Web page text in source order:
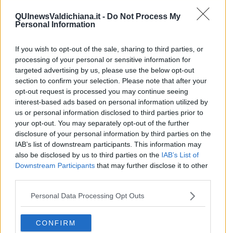
QUInewsValdichiana.it - Do Not Process My
Personal Information
If you wish to opt-out of the sale, sharing to third parties, or
processing of your personal or sensitive information for
targeted advertising by us, please use the below opt-out
section to confirm your selection. Please note that after your
opt-out request is processed you may continue seeing
interest-based ads based on personal information utilized by
us or personal information disclosed to third parties prior to
your opt-out. You may separately opt-out of the further
disclosure of your personal information by third parties on the
IAB’s list of downstream participants. This information may
also be disclosed by us to third parties on the IAB’s List of
Downstream Participants that may further disclose it to other
Personal Data Processing Opt Outs
CONFIRM
Insomnia
Il guardiano
Erodoto e Tucidide
Il padre della storia
Pensieri brevi
L'evoluzione della specie
Il servizio
Riflessioni
L'Oscuro
Generazioni
Cristobal
Il paese dei balocchi
Ciò che resta
La balena
Vittorio
Primavera
Elogio dell'ombra
Pensieri
Mono logo